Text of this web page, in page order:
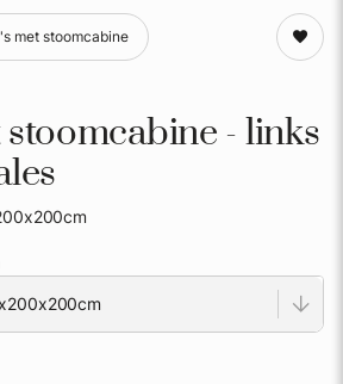
met stoomcabine
stoomcabine - links